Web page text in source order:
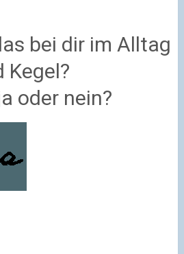
bei dir im Alltag
Kegel?
oder nein?